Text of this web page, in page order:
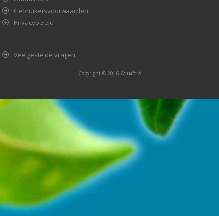
Gebruikersvoorwaarden
Privacybeleid
Veelgestelde vragen
Copyright © 2016 AquaforA